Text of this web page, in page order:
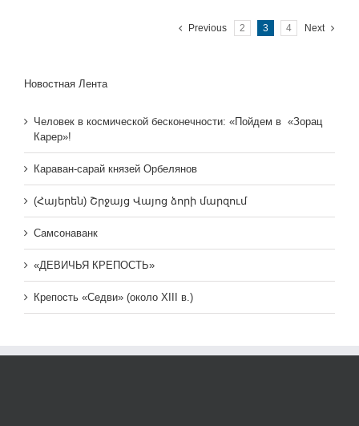
Previous 2 3 4 Next
Новостная Лента
Человек в космической бесконечности: «Пойдем в «Зорац
Карер»!
Караван-сарай князей Орбелянов
(Հայերեն) Շրջայց Վայոց ձորի մարզում
Самсонаванк
«ДЕВИЧЬЯ КРЕПОСТЬ»
Крепость «Седви» (около XIII в.)